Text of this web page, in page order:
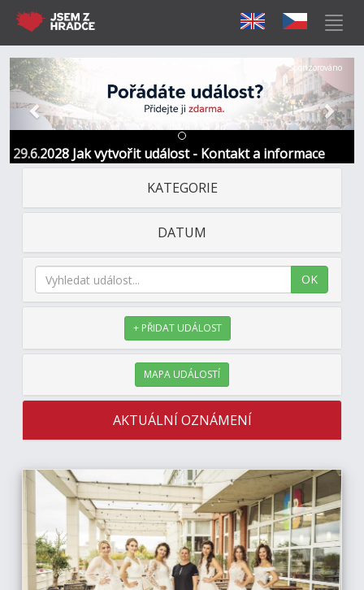
29.6.2028 Jak vytvořit událost - Kontakt a informace
Předchozí Další
Sponzorováno
KATEGORIE
DATUM
OK
+ PŘIDAT UDÁLOST
MAPA UDÁLOSTÍ
AKTUÁLNÍ OZNÁMENÍ